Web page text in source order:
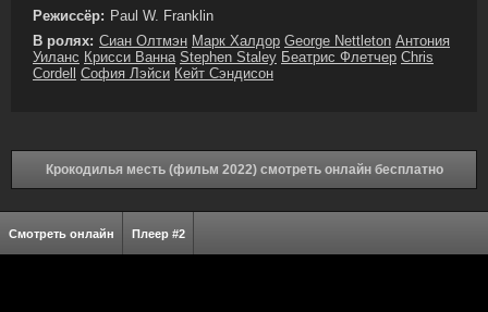
Режиссёр: Paul W. Franklin
В ролях: Сиан Олтмэн Марк Халдор George Nettleton Антония
Уиланс Крисси Ванна Stephen Staley Беатрис Флетчер Chris
Cordell
София Лэйси Кейт Сэндисон
Крокодилья месть (фильм 2022) смотреть онлайн бесплатно
Смотреть онлайн Плеер #2